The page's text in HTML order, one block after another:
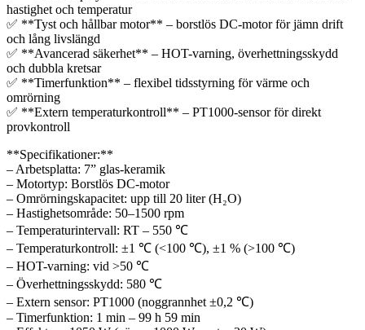
hastighet och temperatur
✅ **Tyst och hållbar motor** – borstlös DC-motor för jämn drift
och lång livslängd
✅ **Avancerad säkerhet** – HOT-varning, överhettningsskydd
och dubbla kretsar
✅ **Timerfunktion** – flexibel tidsstyrning för värme och
omrörning
✅ **Extern temperaturkontroll** – PT1000-sensor för direkt
provkontroll
**Specifikationer:**
– Arbetsplatta: 7” glas-keramik
– Motortyp: Borstlös DC-motor
– Omrörningskapacitet: upp till 20 liter (H₂O)
– Hastighetsområde: 50–1500 rpm
– Temperaturintervall: RT – 550 ℃
– Temperaturkontroll: ±1 ℃ (<100 ℃), ±1 % (>100 ℃)
– HOT-varning: vid >50 ℃
– Överhettningsskydd: 580 ℃
– Extern sensor: PT1000 (noggrannhet ±0,2 ℃)
– Timerfunktion: 1 min – 99 h 59 min